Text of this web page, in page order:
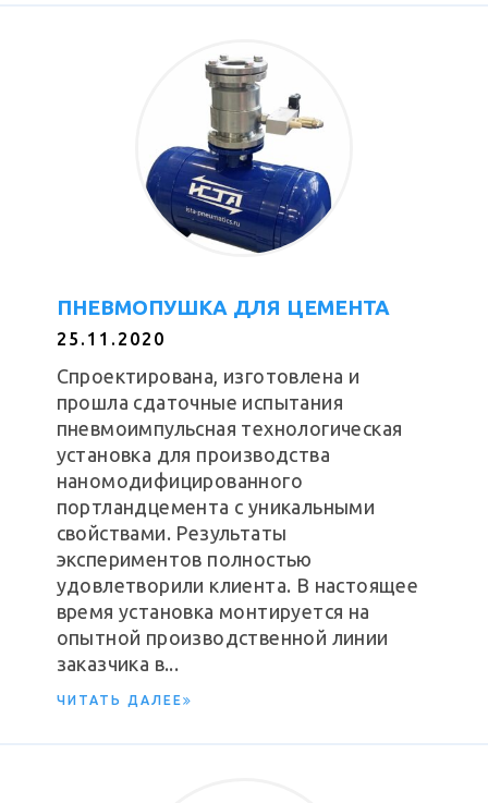
ПНЕВМОПУШКА ДЛЯ ЦЕМЕНТА
25.11.2020
Спроектирована, изготовлена и
прошла сдаточные испытания
пневмоимпульсная технологическая
установка для производства
наномодифицированного
портландцемента с уникальными
свойствами. Результаты
экспериментов полностью
удовлетворили клиента. В настоящее
время установка монтируется на
опытной производственной линии
заказчика в...
ЧИТАТЬ ДАЛЕЕ